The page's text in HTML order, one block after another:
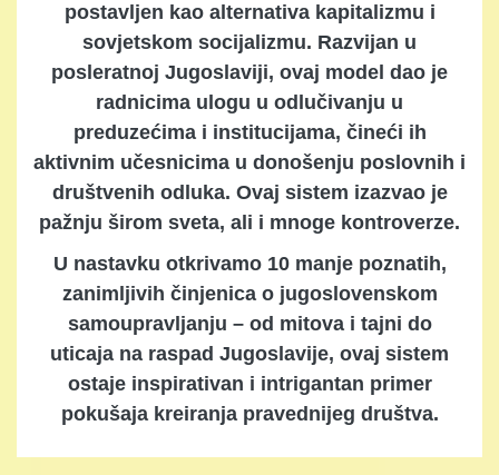
postavljen kao alternativa kapitalizmu i
sovjetskom socijalizmu. Razvijan u
posleratnoj Jugoslaviji, ovaj model dao je
radnicima ulogu u odlučivanju u
preduzećima i institucijama, čineći ih
aktivnim učesnicima u donošenju poslovnih i
društvenih odluka. Ovaj sistem izazvao je
pažnju širom sveta, ali i mnoge kontroverze.
U nastavku otkrivamo 10 manje poznatih,
zanimljivih činjenica o jugoslovenskom
samoupravljanju – od mitova i tajni do
uticaja na raspad Jugoslavije, ovaj sistem
ostaje inspirativan i intrigantan primer
pokušaja kreiranja pravednijeg društva.